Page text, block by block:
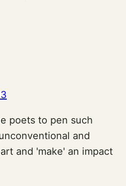
poets to pen such
and
and 'make' an impact